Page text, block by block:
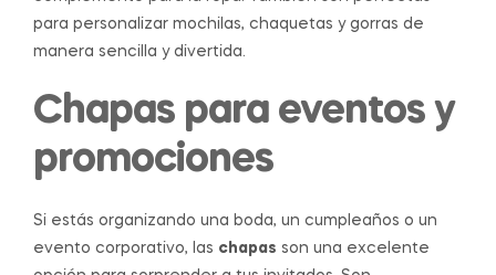
para personalizar mochilas, chaquetas y gorras de
manera sencilla y divertida.
Chapas para eventos y
promociones
Si estás organizando una boda, un cumpleaños o un
evento corporativo, las chapas son una excelente